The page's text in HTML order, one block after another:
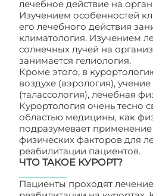
лечебное действие на
Изучением особенностей
его лечебного действия
климатология. Изучением
солнечных лучей на
занимается гелиология.
Кроме этого, в
воздухе (аэрология),
(талассология), лечебная
Курортология очень тесно
областью медицины, как
подразумевает
физических факторов для
реабилитации пациентов.
ЧТО ТАКОЕ КУРОРТ?
Пациенты проходят